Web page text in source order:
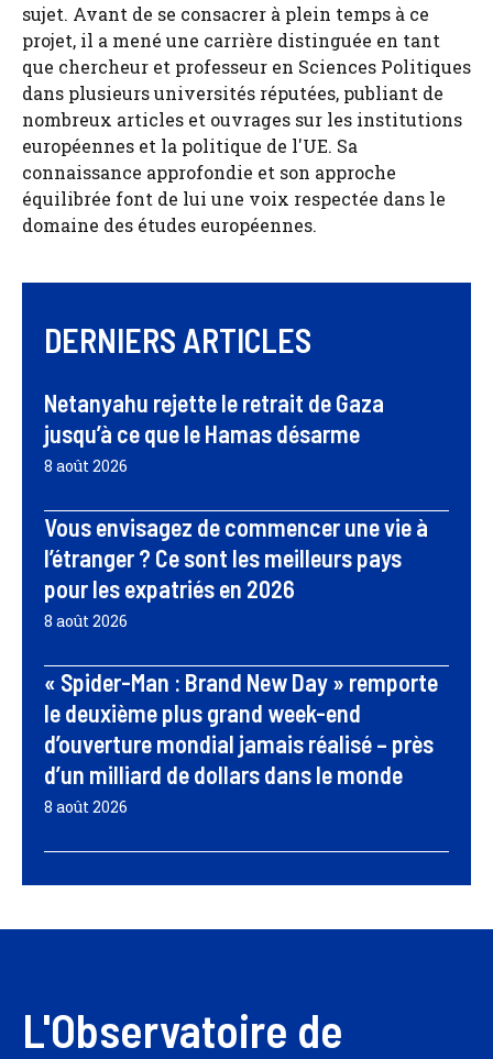
sujet. Avant de se consacrer à plein temps à ce
projet, il a mené une carrière distinguée en tant
que chercheur et professeur en Sciences Politiques
dans plusieurs universités réputées, publiant de
nombreux articles et ouvrages sur les institutions
européennes et la politique de l'UE. Sa
connaissance approfondie et son approche
équilibrée font de lui une voix respectée dans le
domaine des études européennes.
DERNIERS ARTICLES
Netanyahu rejette le retrait de Gaza
jusqu’à ce que le Hamas désarme
8 août 2026
Vous envisagez de commencer une vie à
l’étranger ? Ce sont les meilleurs pays
pour les expatriés en 2026
8 août 2026
« Spider-Man : Brand New Day » remporte
le deuxième plus grand week-end
d’ouverture mondial jamais réalisé – près
d’un milliard de dollars dans le monde
8 août 2026
L'Observatoire de